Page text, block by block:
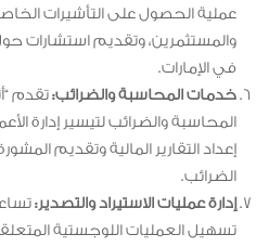
عملية الحصول على التأشيرات
والمستثمرين، وتقديم استشارات
في الإمارات.
خدمات المحاسبة والضرائب:تقدم
المحاسبة والضرائب لتيسير إدارة
إعداد التقارير المالية وتقديم
الضرائب.
إدارة عمليات الاستيراد والتصدير:
تسهيل العمليات اللوجستية